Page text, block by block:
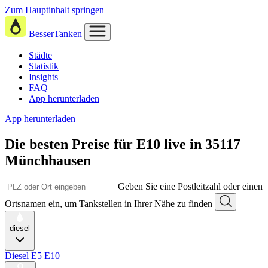
Zum Hauptinhalt springen
BesserTanken
Städte
Statistik
Insights
FAQ
App herunterladen
App herunterladen
Die besten Preise für E10 live in 35117
Münchhausen
Geben Sie eine Postleitzahl oder einen
Ortsnamen ein, um Tankstellen in Ihrer Nähe zu finden
diesel
Diesel E5 E10